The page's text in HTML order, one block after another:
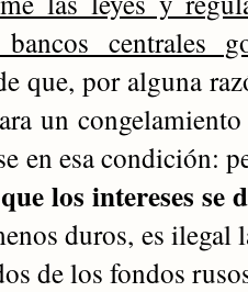
centrales
que, por alguna
un
en esa condición:
los intereses se
duros, es
de los fondos